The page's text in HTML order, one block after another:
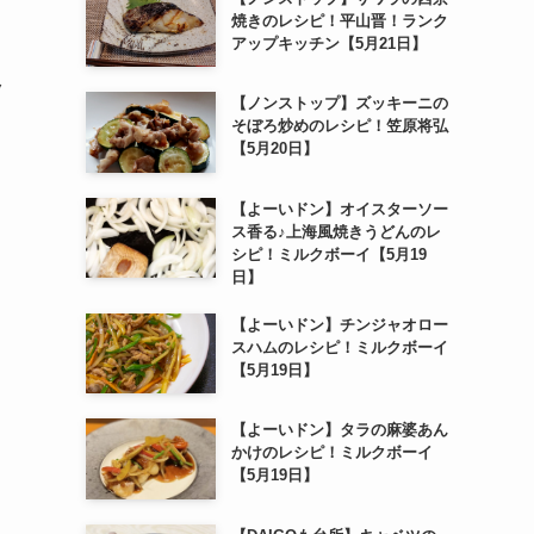
焼きのレシピ！平山晋！ランク
アップキッチン【5月21日】
【ノンストップ】ズッキーニの
そぼろ炒めのレシピ！笠原将弘
【5月20日】
【よーいドン】オイスターソー
ス香る♪上海風焼きうどんのレ
シピ！ミルクボーイ【5月19
日】
【よーいドン】チンジャオロー
スハムのレシピ！ミルクボーイ
【5月19日】
【よーいドン】タラの麻婆あん
かけのレシピ！ミルクボーイ
【5月19日】